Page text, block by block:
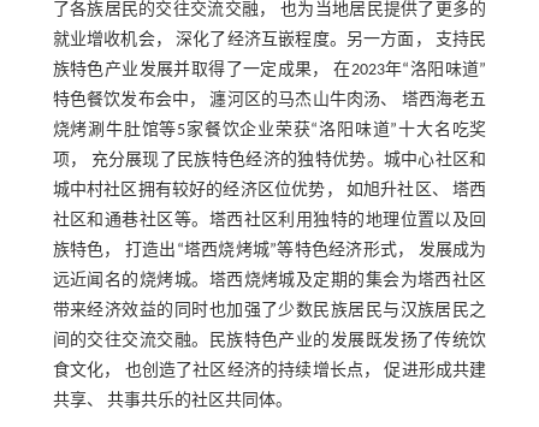
了各族居民的交往交流交融， 也为当地居民提供了更多的
就业增收机会， 深化了经济互嵌程度。另一方面， 支持民
族特色产业发展并取得了一定成果， 在2023年“洛阳味道”
特色餐饮发布会中， 瀍河区的马杰山牛肉汤、 塔西海老五
烧烤涮牛肚馆等5家餐饮企业荣获“洛阳味道”十大名吃奖
项， 充分展现了民族特色经济的独特优势。城中心社区和
城中村社区拥有较好的经济区位优势， 如旭升社区、 塔西
社区和通巷社区等。塔西社区利用独特的地理位置以及回
族特色， 打造出“塔西烧烤城”等特色经济形式， 发展成为
远近闻名的烧烤城。塔西烧烤城及定期的集会为塔西社区
带来经济效益的同时也加强了少数民族居民与汉族居民之
间的交往交流交融。民族特色产业的发展既发扬了传统饮
食文化， 也创造了社区经济的持续增长点， 促进形成共建
共享、 共事共乐的社区共同体。